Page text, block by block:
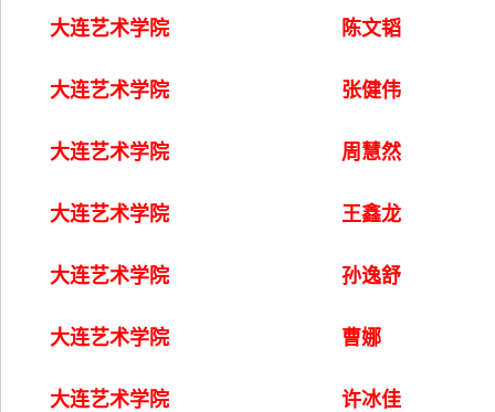
大连艺术学院 陈文韬
大连艺术学院 张健伟
大连艺术学院 周慧然
大连艺术学院 王鑫龙
大连艺术学院 孙逸舒
大连艺术学院 曹娜
大连艺术学院 许冰佳